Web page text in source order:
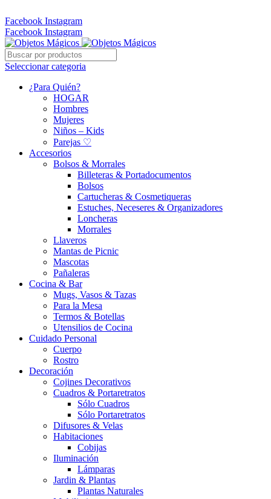
Facebook Instagram
Facebook Instagram
Seleccionar categoria
¿Para Quién?
HOGAR
Hombres
Mujeres
Niños – Kids
Parejas ♡
Accesorios
Bolsos & Morrales
Billeteras & Portadocumentos
Bolsos
Cartucheras & Cosmetiqueras
Estuches, Neceseres & Organizadores
Loncheras
Morrales
Llaveros
Mantas de Picnic
Mascotas
Pañaleras
Cocina & Bar
Mugs, Vasos & Tazas
Para la Mesa
Termos & Botellas
Utensilios de Cocina
Cuidado Personal
Cuerpo
Rostro
Decoración
Cojines Decorativos
Cuadros & Portaretratos
Sólo Cuadros
Sólo Portaretratos
Difusores & Velas
Habitaciones
Cobijas
Iluminación
Lámparas
Jardin & Plantas
Plantas Naturales